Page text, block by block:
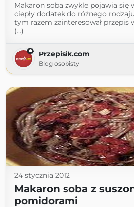
Makaron soba zwykle pojawia się
ciepły dodatek do różnego
tym razem zainteresował przepis
(...)
Przepisik.com
Blog osobisty
24 stycznia 2012
Makaron soba z
pomidorami